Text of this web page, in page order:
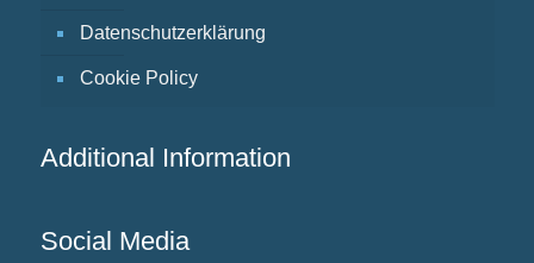
Datenschutzerklärung
Cookie Policy
Additional Information
Social Media